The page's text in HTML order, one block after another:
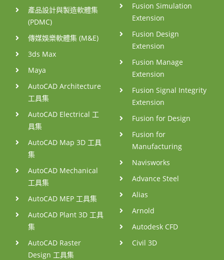
產品設計與製造軟體集
(PDMC)
傳媒娛樂軟體集 (M&E)
3ds Max
Maya
AutoCAD Architecture
工具集
AutoCAD Electrical 工
具集
AutoCAD Map 3D 工具
集
AutoCAD Mechanical
工具集
AutoCAD MEP 工具集
AutoCAD Plant 3D 工具
集
AutoCAD Raster
Design 工具集
Fusion Simulation
Extension
Fusion Design
Extension
Fusion Manage
Extension
Fusion Signal Integrity
Extension
Fusion for Design
Fusion for
Manufacturing
Navisworks
Advance Steel
Alias
Arnold
Autodesk CFD
Civil 3D